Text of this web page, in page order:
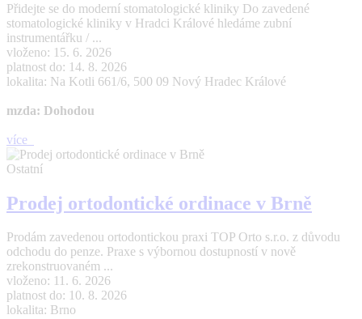
Přidejte se do moderní stomatologické kliniky Do zavedené
stomatologické kliniky v Hradci Králové hledáme zubní
instrumentářku / ...
vloženo: 15. 6. 2026
platnost do: 14. 8. 2026
lokalita: Na Kotli 661/6, 500 09 Nový Hradec Králové
mzda: Dohodou
více
Ostatní
Prodej ortodontické ordinace v Brně
Prodám zavedenou ortodontickou praxi TOP Orto s.r.o. z důvodu
odchodu do penze. Praxe s výbornou dostupností v nově
zrekonstruovaném ...
vloženo: 11. 6. 2026
platnost do: 10. 8. 2026
lokalita: Brno